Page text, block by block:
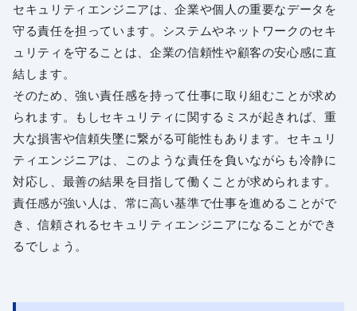
セキュリティエンジニアは、企業や個人の重要なデータを
守る責任を担っています。システムやネットワークのセキ
ュリティを守ることは、企業の信頼性や顧客の安心感に直
結します。
そのため、強い責任感を持って仕事に取り組むことが求め
られます。もしセキュリティに関するミスが起きれば、重
大な損害や信頼失墜に繋がる可能性もあります。セキュリ
ティエンジニアは、このような責任を負いながらも冷静に
対応し、最善の結果を目指して働くことが求められます。
責任感が強い人は、常に高い基準で仕事を進めることがで
き、信頼されるセキュリティエンジニアになることができ
るでしょう。